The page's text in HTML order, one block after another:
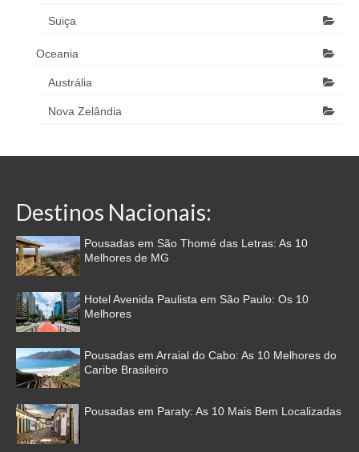
Suiça
Oceania
Austrália
Nova Zelândia
Destinos Nacionais:
Pousadas em São Thomé das Letras: As 10
Melhores de MG
Hotel Avenida Paulista em São Paulo: Os 10
Melhores
Pousadas em Arraial do Cabo: As 10 Melhores do
Caribe Brasileiro
Pousadas em Paraty: As 10 Mais Bem Localizadas